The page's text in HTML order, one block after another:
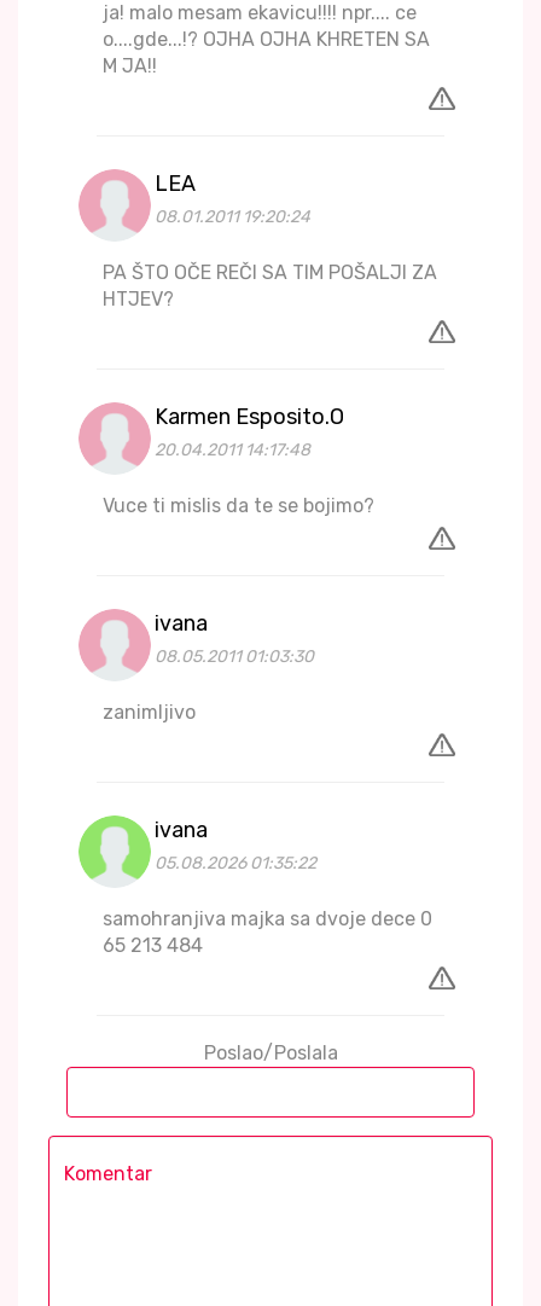
ja! malo mesam ekavicu!!!! npr.... ce
o....gde...!? OJHA OJHA KHRETEN SA
M JA!!
LEA
08.01.2011 19:20:24
PA ŠTO OČE REČI SA TIM POŠALJI ZA
HTJEV?
Karmen Esposito.O
20.04.2011 14:17:48
Vuce ti mislis da te se bojimo?
ivana
08.05.2011 01:03:30
zanimljivo
ivana
05.08.2026 01:35:22
samohranjiva majka sa dvoje dece 0
65 213 484
Poslao/Poslala